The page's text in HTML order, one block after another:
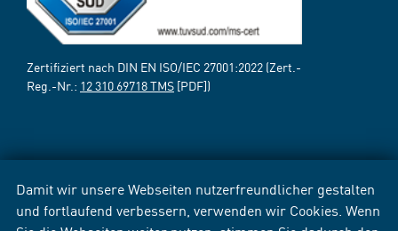
Damit wir unsere Webseiten nutzerfreundlicher gestalten
und fortlaufend verbessern, verwenden wir Cookies. Wenn
Zertifiziert nach DIN EN ISO/IEC 27001:2022 (Zert.-
Reg.-Nr.: 12 310 69718 TMS [PDF])